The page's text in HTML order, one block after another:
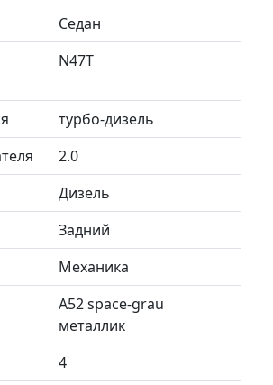
Седан
N47T
турбо-дизель
2.0
Дизель
Задний
Механика
A52 space-grau
металлик
4